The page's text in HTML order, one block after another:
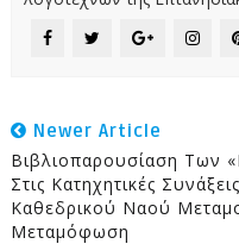
Newer Article
Βιβλιοπαρουσίαση
Στις Κατηχητικές
Καθεδρικού Ναού
Μεταμόφωση